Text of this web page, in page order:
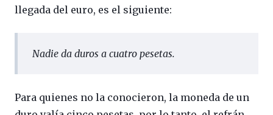
llegada del euro, es el siguiente:
Nadie da duros a cuatro pesetas.
Para quienes no la conocieron, la moneda de un